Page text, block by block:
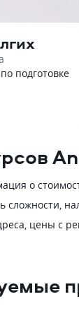
подготовке
о
сложности,
цены с